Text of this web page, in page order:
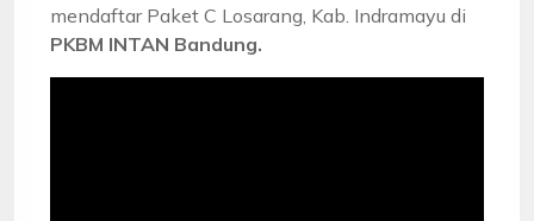
mendaftar Paket C Losarang, Kab. Indramayu di
PKBM INTAN Bandung.